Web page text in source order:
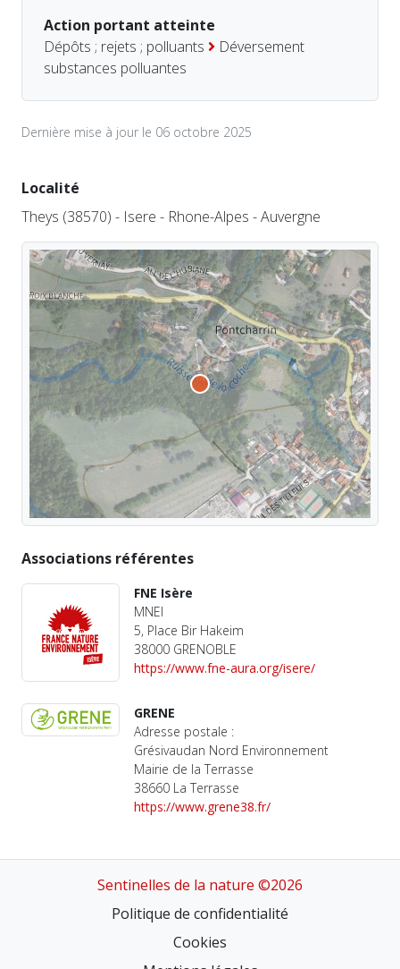
Action portant atteinte
Dépôts ; rejets ; polluants
Déversement
substances polluantes
Dernière mise à jour le 06 octobre 2025
Localité
Theys (38570) - Isere - Rhone-Alpes - Auvergne
Associations référentes
FNE Isère
MNEI
5, Place Bir Hakeim
38000 GRENOBLE
https://www.fne-aura.org/isere/
GRENE
Adresse postale :
Grésivaudan Nord Environnement
Mairie de la Terrasse
38660 La Terrasse
https://www.grene38.fr/
Sentinelles de la nature ©2026
Politique de confidentialité
Cookies